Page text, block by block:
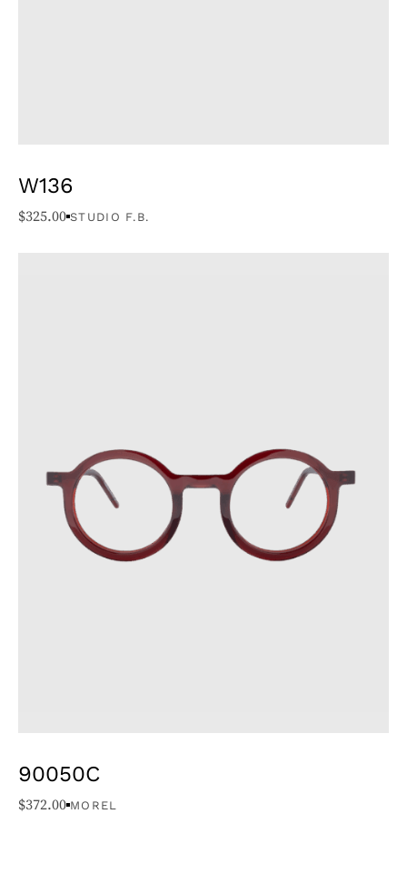
W136
$325.00 STUDIO F.B.
90050C
$372.00 MOREL